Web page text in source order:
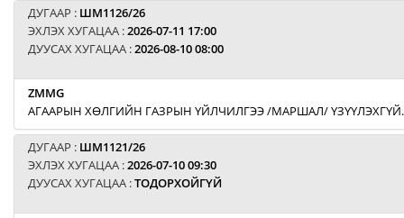
ДУГААР : ШМ1126/26
ЭХЛЭХ ХУГАЦАА :2026-07-11 17:00
ДУУСАХ ХУГАЦАА :2026-08-10 08:00
ZMMG
АГААРЫН ХӨЛГИЙН ГАЗРЫН ҮЙЛЧИЛГЭЭ /МАРШАЛ/ ҮЗҮҮЛЭХГҮЙ.
ДУГААР : ШМ1121/26
ЭХЛЭХ ХУГАЦАА :2026-07-10 09:30
ДУУСАХ ХУГАЦАА :ТОДОРХОЙГҮЙ